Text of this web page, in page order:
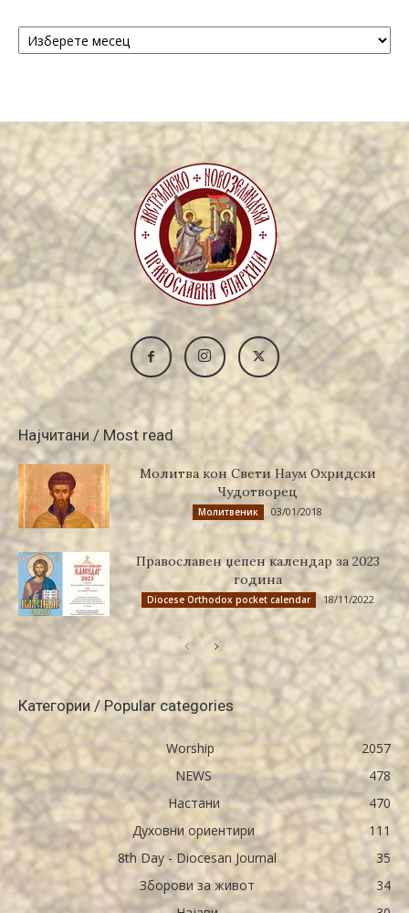
Архива
Најчитани / Most read
Молитва кон Свети Наум Охридски
Чудотворец
Молитвеник 03/01/2018
Православен џепен календар за 2023
година
Diocese Orthodox pocket calendar 18/11/2022
Категории / Popular categories
Worship
2057
NEWS
478
Настани
470
Духовни ориентири
111
8th Day - Diocesan Journal
35
Зборови за живот
34